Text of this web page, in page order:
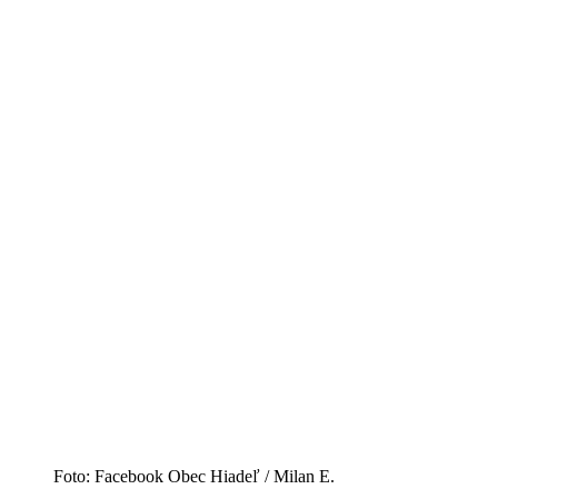
Foto: Facebook Obec Hiadeľ / Milan E.